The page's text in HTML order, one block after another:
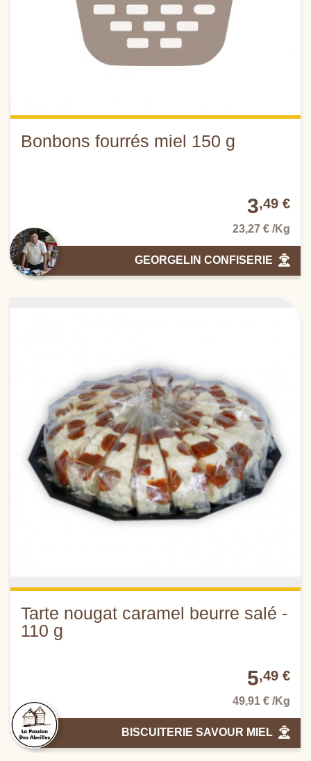
Bonbons fourrés miel 150 g
3,49 €
23,27 € /Kg
GEORGELIN CONFISERIE
Tarte nougat caramel beurre salé -
110 g
5,49 €
49,91 € /Kg
BISCUITERIE SAVOUR MIEL